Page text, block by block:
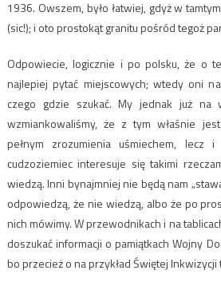
1936. Owszem, było łatwiej, gdyż w
(sic!); i oto prostokąt granitu pośród tegoż
Odpowiecie, logicznie i po polsku, że o
najlepiej pytać miejscowych; wtedy oni
czego gdzie szukać. My jednak już na
wzmiankowaliśmy, że z tym właśnie
pełnym zrozumienia uśmiechem,
cudzoziemiec interesuje się takimi
wiedzą. Inni bynajmniej nie będą nam
odpowiedzą, że nie wiedzą, albo że po
nich mówimy. W przewodnikach i na
doszukać informacji o pamiątkach Wojny
bo przecież o na przykład Świętej Inkwizycji